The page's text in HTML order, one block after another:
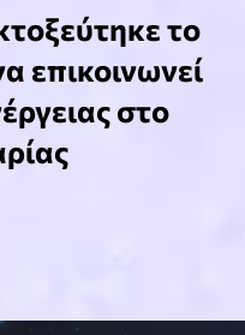
το
επικοινωνεί
στο